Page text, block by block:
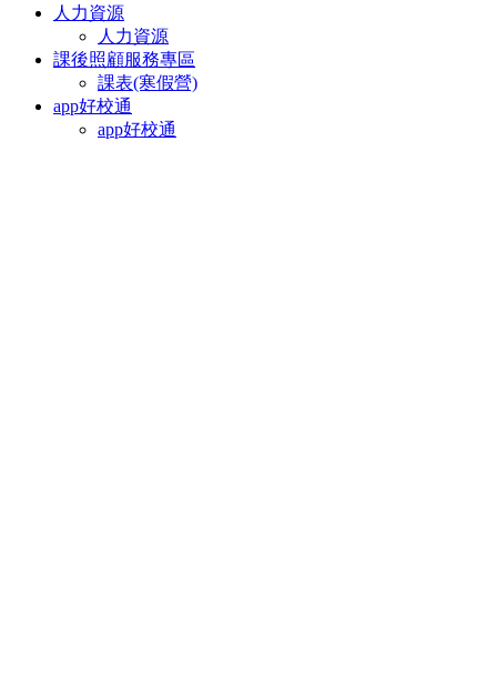
人力資源
人力資源
課後照顧服務專區
課表(寒假營)
app好校通
app好校通